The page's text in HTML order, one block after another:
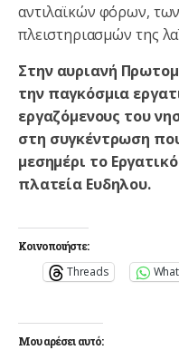
αντιλαϊκών φόρων,
πλειστηριασμών της
Στην αυριανή
την παγκόσμια
εργαζόμενους του
στη συγκέντρωση
μεσημέρι το
πλατεία Ευδηλου.
Κοινοποιήστε:
Threads
Μου αρέσει αυτό: